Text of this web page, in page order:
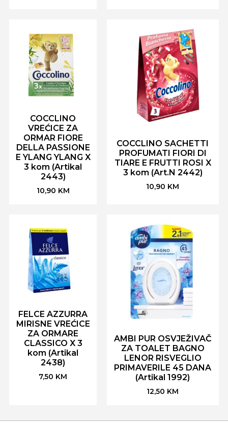
COCCLINO
VREĆICE ZA
ORMAR FIORE
DELLA PASSIONE
E YLANG YLANG X
3 kom (Artikal
2443)
10,90 KM
COCCLINO SACHETTI
PROFUMATI FIORI DI
TIARE E FRUTTI ROSI X
3 kom (Art.N 2442)
10,90 KM
FELCE AZZURRA
MIRISNE VREĆICE
ZA ORMARE
CLASSICO X 3
kom (Artikal
2438)
7,50 KM
AMBI PUR OSVJEŽIVAČ
ZA TOALET BAGNO
LENOR RISVEGLIO
PRIMAVERILE 45 DANA
(Artikal 1992)
12,50 KM